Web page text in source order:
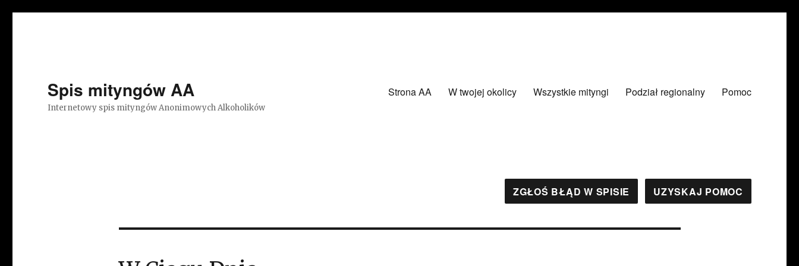
Spis mityngów AA
Internetowy spis mityngów Anonimowych Alkoholików
Strona AA W twojej okolicy Wszystkie mityngi Podział regionalny Pomoc
ZGŁOŚ BŁĄD W SPISIE UZYSKAJ POMOC